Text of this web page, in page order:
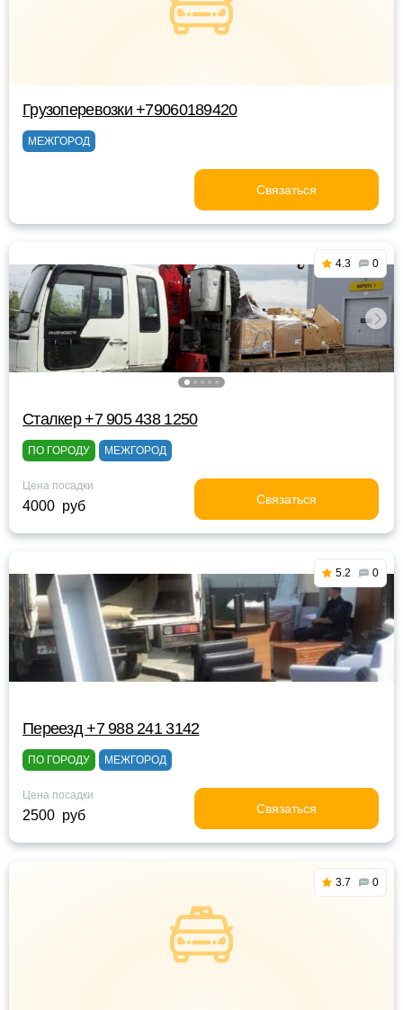
Грузоперевозки +79060189420
МЕЖГОРОД
Связаться
4.3 0
Сталкер +7 905 438 1250
ПО ГОРОДУ МЕЖГОРОД
Цена посадки
4000 руб Связаться
5.2 0
Переезд +7 988 241 3142
ПО ГОРОДУ МЕЖГОРОД
Цена посадки
2500 руб Связаться
3.7 0